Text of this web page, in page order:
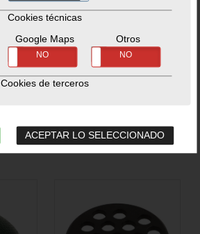
Recambios-Kits de
Cookies técnicas
Google Maps
NO
Otros
NO
Cookies de terceros
ACEPTAR LO SELECCIONADO